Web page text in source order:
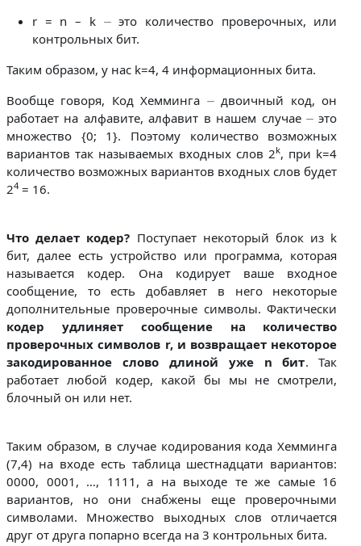
r = n – k ⏤ это количество проверочных, или
контрольных бит.
Таким образом, у нас k=4, 4 информационных бита.
Вообще говоря, Код Хемминга ⏤ двоичный код, он
работает на алфавите, алфавит в нашем случае ⏤ это
множество {0; 1}. Поэтому количество возможных
вариантов так называемых входных слов 2k, при k=4
количество возможных вариантов входных слов будет
24= 16.
Что делает кодер? Поступает некоторый блок из k
бит, далее есть устройство или программа, которая
называется кодер. Она кодирует ваше входное
сообщение, то есть добавляет в него некоторые
дополнительные проверочные символы. Фактически
кодер удлиняет сообщение на количество
проверочных символов r, и возвращает некоторое
закодированное слово длиной уже n бит. Так
работает любой кодер, какой бы мы не смотрели,
блочный он или нет.
Таким образом, в случае кодирования кода Хемминга
(7,4) на входе есть таблица шестнадцати вариантов:
0000, 0001, …, 1111, а на выходе те же самые 16
вариантов, но они снабжены еще проверочными
символами. Множество выходных слов отличается
друг от друга попарно всегда на 3 контрольных бита.